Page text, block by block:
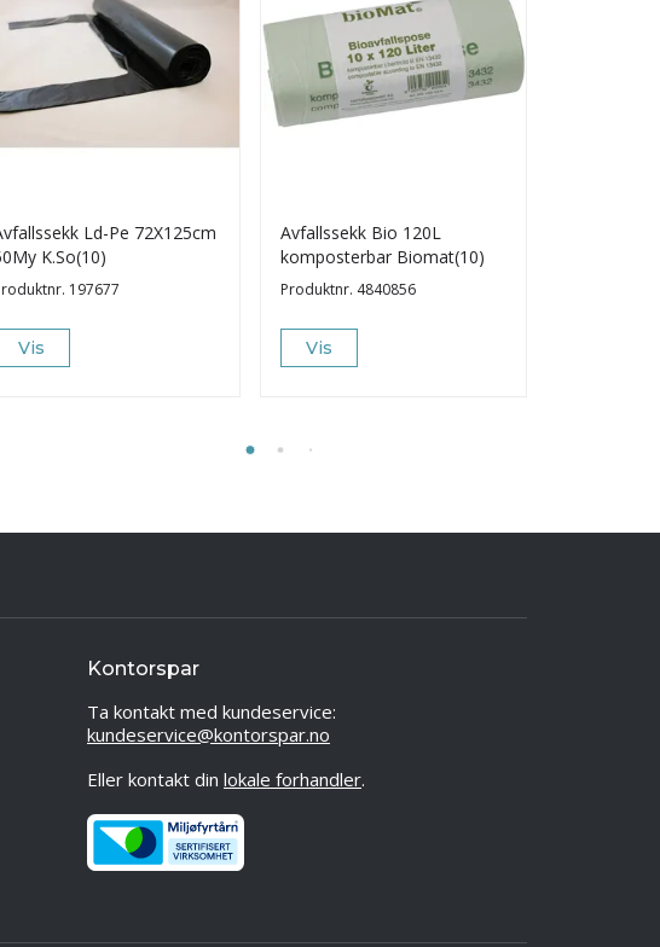
Ld-Pe 72X125cm
K.So(10)
197677
Vis
Avfallssekk Bio 120L
komposterbar Biomat(10)
Produktnr. 4840856
Vis
Kontorspar
Ta kontakt med kundeservice:
kundeservice@kontorspar.no
Eller kontakt din lokale forhandler.